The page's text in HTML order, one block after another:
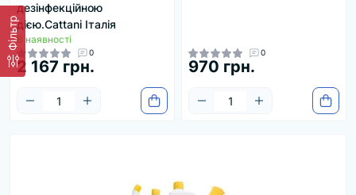
Фільтр
дезінфекційною
дією.Cattani Італія
В наявності
0
2 167 грн.
0
970 грн.